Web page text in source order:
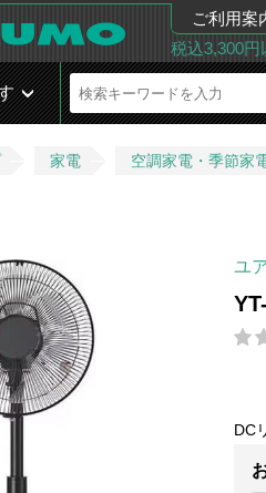
ご利用案
税込3,300円
家電 空調家電・季節家
ユ
DC